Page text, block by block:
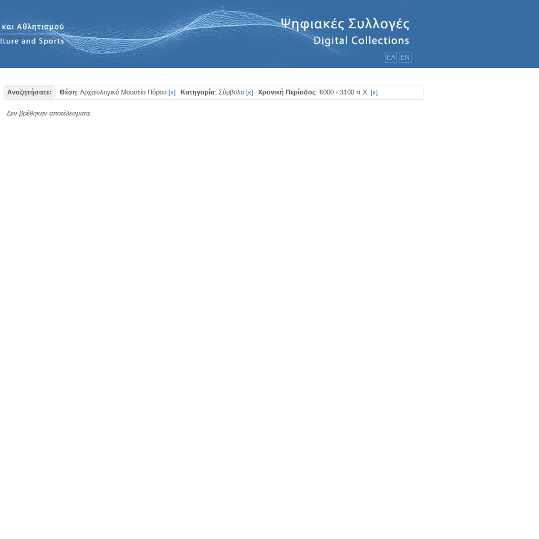
ΕΛ ΕΝ
Αναζητήσατε: Θέση: Αρχαιολογικό Μουσείο Πόρου [x] Κατηγορία: Σύμβολο [x] Χρονική Περίοδος: 6000 - 3100 π.Χ. [x]
Δεν βρέθηκαν αποτέλεσματα.